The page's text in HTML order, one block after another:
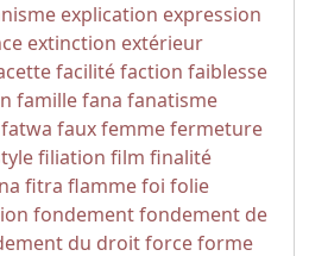
explication expression
extinction extérieur
facilitéfaction faiblesse
famillefana fanatisme
fatwa fauxfemmefermeture
filiation film finalité
fitra flammefoi folie
fondementfondement de
du droitforceforme